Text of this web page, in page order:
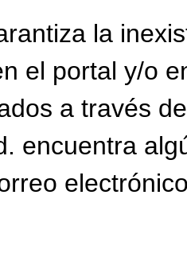
la
el portal y/o
a través
encuentra